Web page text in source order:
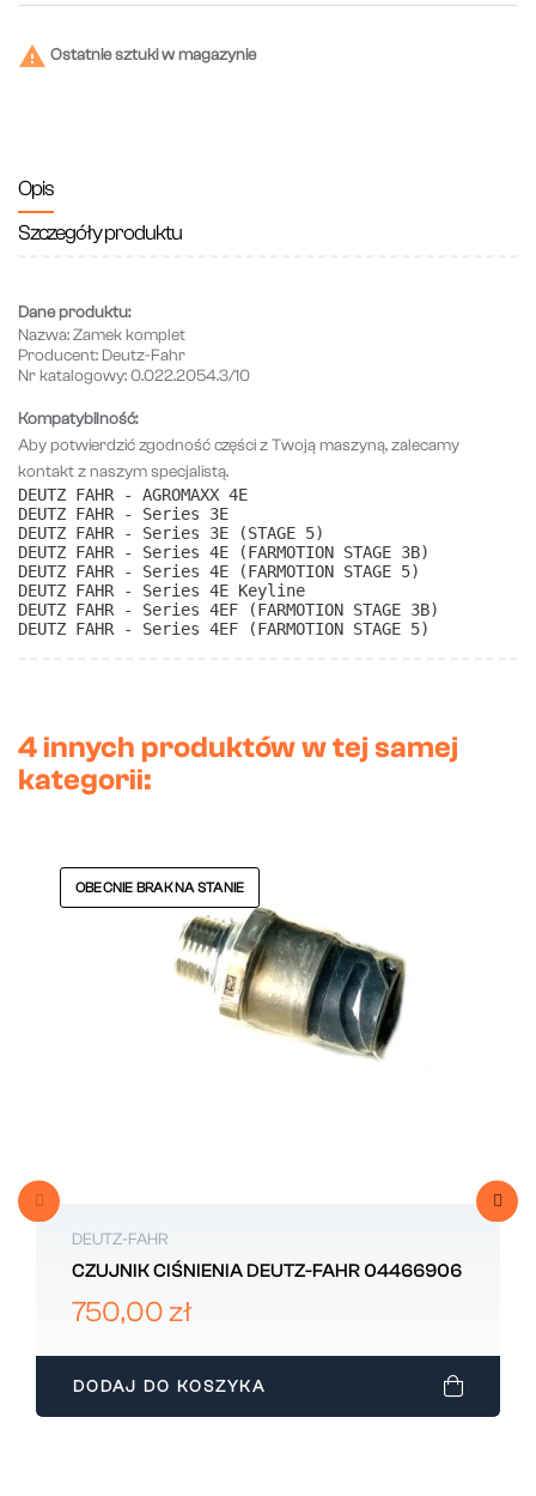
 Ostatnie sztuki w magazynie
Opis
Szczegóły produktu
Dane produktu:
Nazwa:Zamek komplet
Producent: Deutz-Fahr
Nr katalogowy:0.022.2054.3/10
Kompatybilność:
Aby potwierdzić zgodność części z Twoją maszyną, zalecamy
kontakt z naszym specjalistą.
DEUTZ FAHR - AGROMAXX 4E
DEUTZ FAHR - Series 3E
DEUTZ FAHR - Series 3E (STAGE 5)
DEUTZ FAHR - Series 4E (FARMOTION STAGE 3B)
DEUTZ FAHR - Series 4E (FARMOTION STAGE 5)
DEUTZ FAHR - Series 4E Keyline
DEUTZ FAHR - Series 4EF (FARMOTION STAGE 3B)
DEUTZ FAHR - Series 4EF (FARMOTION STAGE 5)
4 innych produktów w tej samej
kategorii:
OBECNIE BRAK NA STANIE
DEUTZ-FAHR
CZUJNIK CIŚNIENIA DEUTZ-FAHR 04466906
750,00 zł
DODAJ DO KOSZYKA